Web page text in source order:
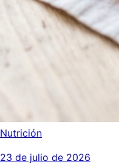
Nutrición
23 de julio de 2026